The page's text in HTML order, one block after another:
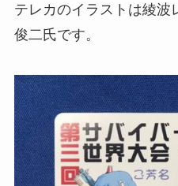
テレカのイラストは綾波
俊二氏です。